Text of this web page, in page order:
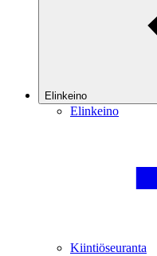
Elinkeino
Elinkeino
Kiintiöseuranta